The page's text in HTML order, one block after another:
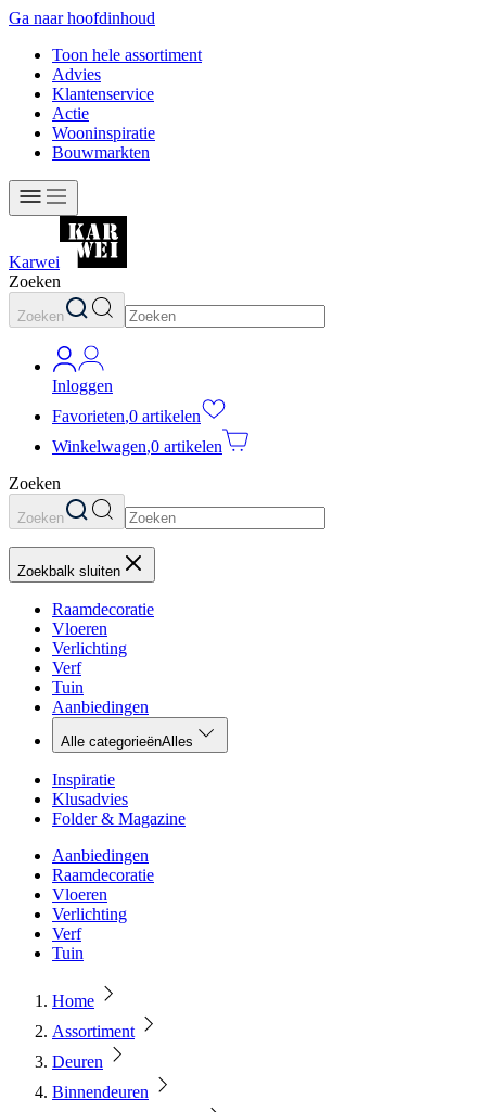
Ga naar hoofdinhoud
Toon hele assortiment
Advies
Klantenservice
Actie
Wooninspiratie
Bouwmarkten
Karwei
Zoeken
Zoeken
Inloggen
Favorieten,0 artikelen
Winkelwagen,0 artikelen
Zoeken
Zoeken
Zoekbalk sluiten
Raamdecoratie
Vloeren
Verlichting
Verf
Tuin
Aanbiedingen
Alle categorieënAlles
Inspiratie
Klusadvies
Folder & Magazine
Aanbiedingen
Raamdecoratie
Vloeren
Verlichting
Verf
Tuin
Home
Assortiment
Deuren
Binnendeuren